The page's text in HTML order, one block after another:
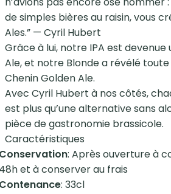
de simples bières au raisin, vous
Ales.” — Cyril Hubert
Grâce à lui, notre IPA est devenue
Ale, et notre Blonde a révélé
Chenin Golden Ale.
Avec Cyril Hubert à nos côtés,
est plus qu’une alternative sans
pièce de gastronomie brassicole.
Caractéristiques
: Après ouverture à
et à conserver au frais
: 33cl